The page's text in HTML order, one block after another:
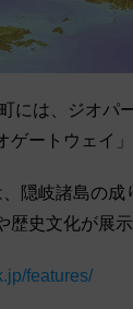
には、ジオパ
ゲートウェイ」
隠岐諸島の成
史文化が展示
features/